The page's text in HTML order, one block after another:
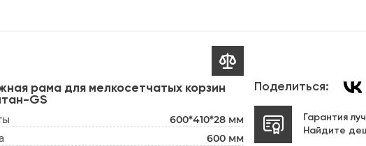

рама для мелкосетчатых корзин
GS
600*410*28 мм
600 мм
Поделиться:
Гарантия
Найдите